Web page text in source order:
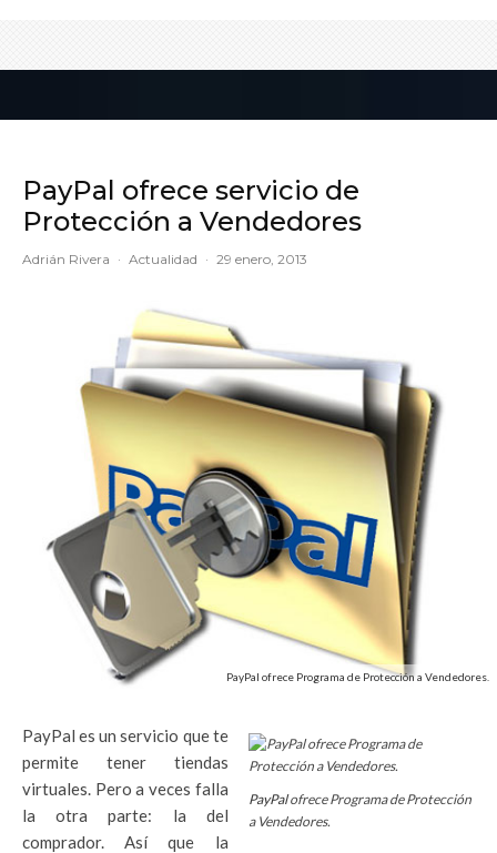
PayPal ofrece servicio de
Protección a Vendedores
Adrián Rivera · Actualidad · 29 enero, 2013
PayPal ofrece Programa de Protección a Vendedores.
PayPalofrece Programa de Protección
a Vendedores.
PayPal es un servicio que te
permite tener tiendas
virtuales. Pero a veces falla
la otra parte: la del
comprador. Así que la